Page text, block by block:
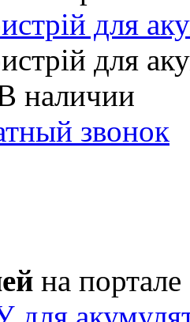
для
для
наличии
звонок
на портале